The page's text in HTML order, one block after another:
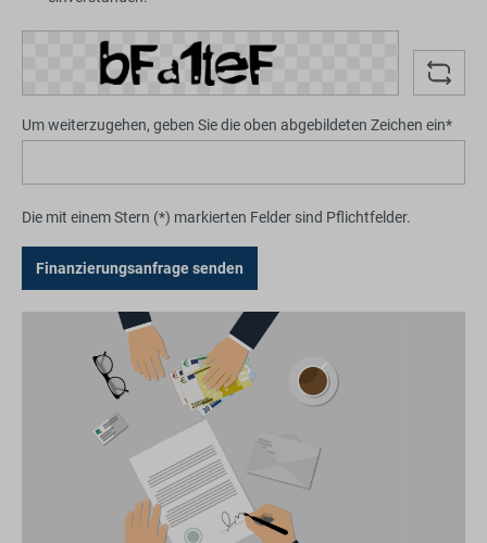
Um weiterzugehen, geben Sie die oben abgebildeten Zeichen ein*
Die mit einem Stern (*) markierten Felder sind Pflichtfelder.
Finanzierungsanfrage senden